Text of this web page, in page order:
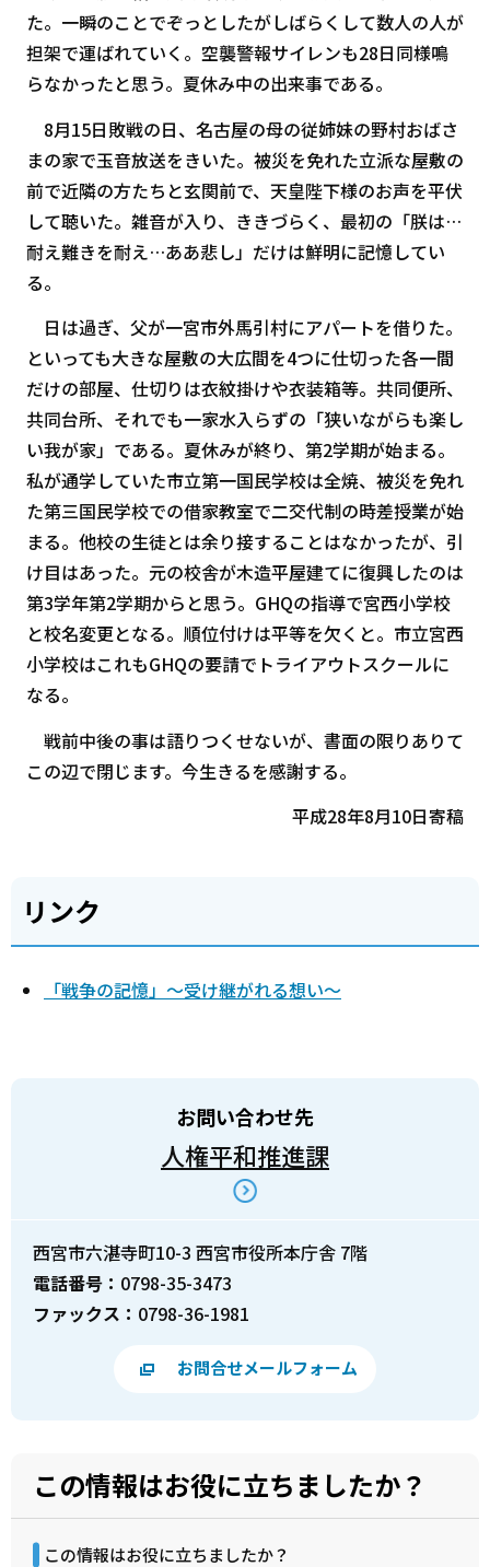
た。一瞬のことでぞっとしたがしばらくして数人の人が
担架で運ばれていく。空襲警報サイレンも28日同様鳴
らなかったと思う。夏休み中の出来事である。
8月15日敗戦の日、名古屋の母の従姉妹の野村おばさ
まの家で玉音放送をきいた。被災を免れた立派な屋敷の
前で近隣の方たちと玄関前で、天皇陛下様のお声を平伏
して聴いた。雑音が入り、ききづらく、最初の「朕は…
耐え難きを耐え…ああ悲し」だけは鮮明に記憶してい
る。
日は過ぎ、父が一宮市外馬引村にアパートを借りた。
といっても大きな屋敷の大広間を4つに仕切った各一間
だけの部屋、仕切りは衣紋掛けや衣装箱等。共同便所、
共同台所、それでも一家水入らずの「狭いながらも楽し
い我が家」である。夏休みが終り、第2学期が始まる。
私が通学していた市立第一国民学校は全焼、被災を免れ
た第三国民学校での借家教室で二交代制の時差授業が始
まる。他校の生徒とは余り接することはなかったが、引
け目はあった。元の校舎が木造平屋建てに復興したのは
第3学年第2学期からと思う。GHQの指導で宮西小学校
と校名変更となる。順位付けは平等を欠くと。市立宮西
小学校はこれもGHQの要請でトライアウトスクールに
なる。
戦前中後の事は語りつくせないが、書面の限りありて
この辺で閉じます。今生きるを感謝する。
平成28年8月10日寄稿
リンク
「戦争の記憶」～受け継がれる想い～
お問い合わせ先
人権平和推進課
西宮市六湛寺町10-3 西宮市役所本庁舎 7階
電話番号： 0798-35-3473
ファックス： 0798-36-1981
お問合せメールフォーム
この情報はお役に立ちましたか？
この情報はお役に立ちましたか？